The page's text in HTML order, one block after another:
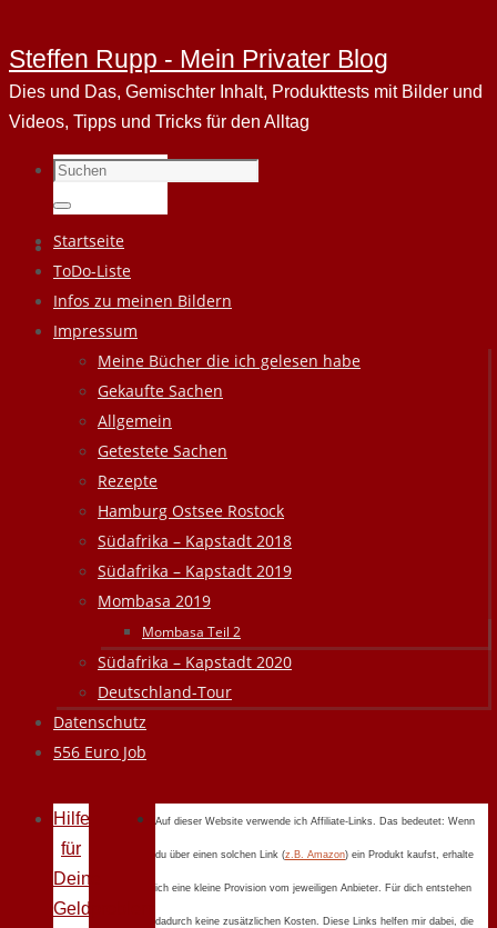
Steffen Rupp - Mein Privater Blog
Dies und Das, Gemischter Inhalt, Produkttests mit Bilder und
Videos, Tipps und Tricks für den Alltag
Suchen
nach:
Suchen
Zum
Inhalt
springen
Startseite
ToDo-Liste
Infos zu meinen Bildern
Impressum
Meine Bücher die ich gelesen habe
Gekaufte Sachen
Allgemein
Getestete Sachen
Rezepte
Hamburg Ostsee Rostock
Südafrika – Kapstadt 2018
Südafrika – Kapstadt 2019
Mombasa 2019
Mombasa Teil 2
Südafrika – Kapstadt 2020
Deutschland-Tour
Datenschutz
556 Euro Job
Hilfe
für
Deine
Geldprobleme
Auf dieser Website verwende ich Affiliate-Links. Das bedeutet: Wenn
du über einen solchen Link (z.B. Amazon) ein Produkt kaufst, erhalte
ich eine kleine Provision vom jeweiligen Anbieter. Für dich entstehen
dadurch keine zusätzlichen Kosten. Diese Links helfen mir dabei, die